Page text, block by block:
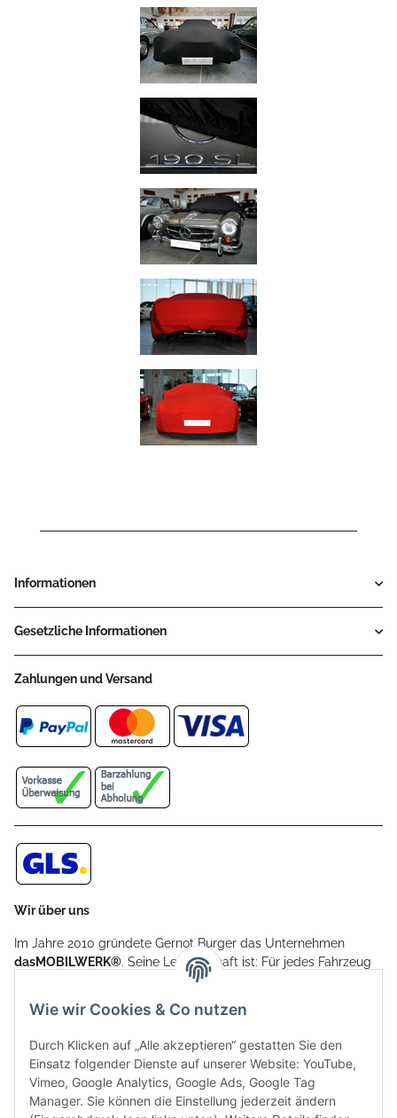
Informationen
Gesetzliche Informationen
Zahlungen und Versand
Wir über uns
Im Jahre 2010 gründete Gernot Burger das Unternehmen
dasMOBILWERK®. Seine Leidenschaft ist: Für jedes Fahrzeug
ein Car Cover anzubieten - passgenau und individuell.
Aufgrund der vielen positiven Kundenrückmeldungen kamen
weitere Produkte, wie Reifenschuhe, Hardtopständer hinzu.
Seine Reifenschoner werden in Deutschland produziert und
sind mit hochwertigen Techniken und Materialien gefertigt.
dasMOBILWERK® ist seit der Gründung ein
Familienunternehmen, welches sich seit 2010 auf
Wie wir Cookies & Co nutzen
Durch Klicken auf „Alle akzeptieren“ gestatten Sie den
Einsatz folgender Dienste auf unserer Website: YouTube,
Vimeo, Google Analytics, Google Ads, Google Tag
Manager. Sie können die Einstellung jederzeit ändern